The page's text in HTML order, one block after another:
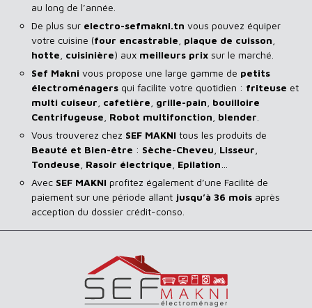
au long de l’année.
De plus sur electro-sefmakni.tn vous pouvez équiper
votre cuisine (four encastrable plaque de cuisson
hotte cuisinière) aux meilleurs prix sur le marché.
Sef Makni vous propose une large gamme de petits
électroménagers qui facilite votre quotidien : friteuse et
multi cuiseur cafetière grille-pain bouilloire
Centrifugeuse Robot multifonction blender
Vous trouverez chez SEF MAKNI tous les produits de
Beauté et Bien-être : Sèche-Cheveu Lisseur
Tondeuse Rasoir électrique Epilation
Avec SEF MAKNI profitez également d’une Facilité de
paiement sur une période allant jusqu’à 36 mois après
acception du dossier crédit-conso.